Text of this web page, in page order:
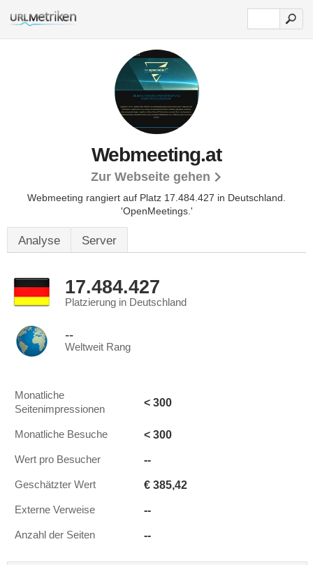
Webmeeting.at
Zur Webseite gehen
Webmeeting rangiert auf Platz 17.484.427 in Deutschland.
'OpenMeetings.'
Analyse Server
17.484.427
Platzierung in Deutschland
--
Weltweit Rang
Monatliche
Seitenimpressionen
< 300
Monatliche Besuche < 300
Wert pro Besucher --
Geschätzter Wert € 385,42
Externe Verweise --
Anzahl der Seiten --